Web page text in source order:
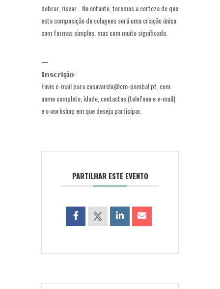
dobrar, riscar… No entanto, teremos a certeza de que
esta composição de colagens será uma criação única
com formas simples, mas com muito significado.
—
𝗜𝗻𝘀𝗰𝗿𝗶çã𝗼:
Envie e-mail para casavarela@cm-pombal.pt, com
nome completo, idade, contactos (telefone e e-mail)
e o workshop em que deseja participar.
PARTILHAR ESTE EVENTO